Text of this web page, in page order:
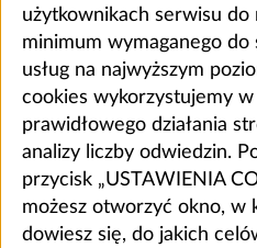
użytkownikach serwisu do
minimum wymaganego do
usług na najwyższym
cookies wykorzystujemy w
prawidłowego działania
analizy liczby odwiedzin.
przycisk „USTAWIENIA
możesz otworzyć okno, w
dowiesz się, do jakich